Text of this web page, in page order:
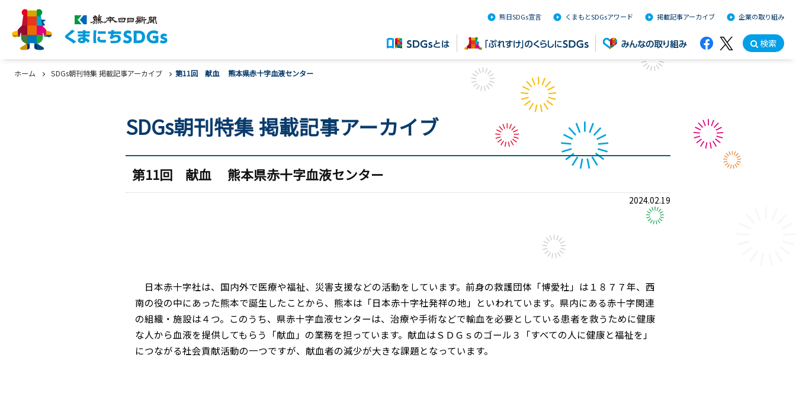
熊日SDGs宣言 くまもとSDGsアワード 掲載記事アーカイブ 企業の取り組み
検索
ホーム SDGs朝刊特集 掲載記事アーカイブ 第11回 献血 熊本県赤十字血液センター
SDGs朝刊特集 掲載記事アーカイブ
第11回 献血 熊本県赤十字血液センター
2024.02.19
日本赤十字社は、国内外で医療や福祉、災害支援などの活動をしています。前身の救護団体「博愛社」は１８７７年、西
南の役の中にあった熊本で誕生したことから、熊本は「日本赤十字社発祥の地」といわれています。県内にある赤十字関連
の組織・施設は４つ。このうち、県赤十字血液センターは、治療や手術などで輸血を必要としている患者を救うために健康
な人から血液を提供してもらう「献血」の業務を担っています。献血はＳＤＧｓのゴール３「すべての人に健康と福祉を」
につながる社会貢献活動の一つですが、献血者の減少が大きな課題となっています。